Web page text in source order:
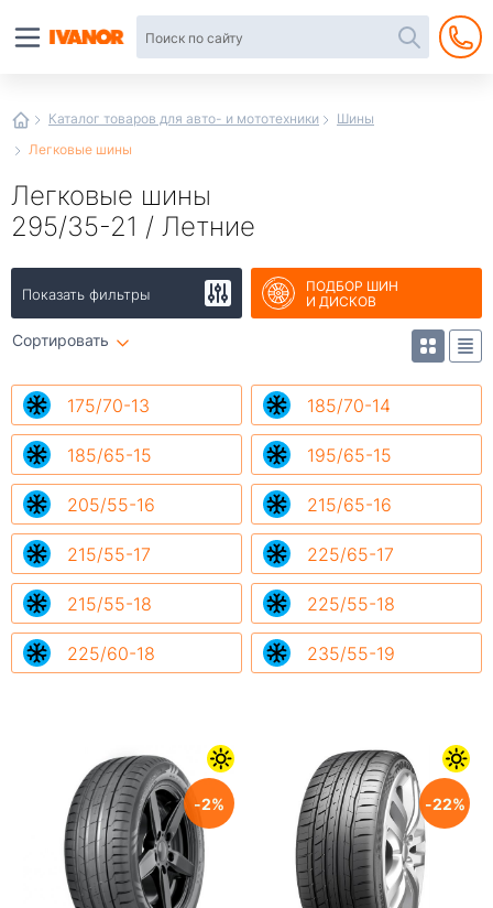
Каталог товаров для авто- и мототехники
Шины
Легковые шины
Легковые шины
295/35-21 / Летние
Показать фильтры
ПОДБОР ШИН
И ДИСКОВ
Сортировать
175/70-13 185/70-14
185/65-15 195/65-15
205/55-16 215/65-16
215/55-17 225/65-17
215/55-18 225/55-18
225/60-18 235/55-19
2 22
интернет-